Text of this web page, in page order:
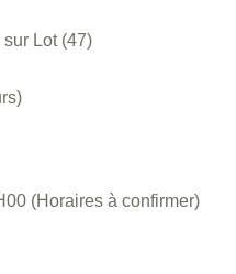
Lot (47)
(Horaires à confirmer)